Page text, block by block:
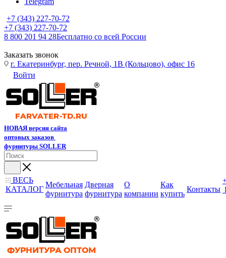
+7 (343) 227-70-72
+7 (343) 227-70-72
8 800 201 94 28Бесплатно со всей России
Заказать звонок
г. Екатеринбург, пер. Речной, 1В (Кольцово), офис 16
Войти
НОВАЯ версия сайта
оптовых заказов
фурнитуры SOLLER
ВЕСЬ
КАТАЛОГ
Мебельная
фурнитура
Дверная
фурнитура
О
компании
Как
купить
Контакты